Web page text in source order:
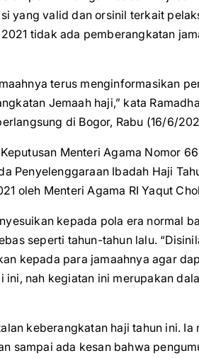
yang valid dan orsinil terkait
tidak ada pemberangkatan
terus menginformasikan
Jemaah haji,” kata
di Bogor, Rabu (16/6/
Menteri Agama Nomor
Penyelenggaraan Ibadah Haji
oleh Menteri Agama RI Yaqut
kepada pola era normal
seperti tahun-tahun lalu.
kepada para jamaahnya agar
nah kegiatan ini merupakan
keberangkatan haji tahun ini. Ia
sampai ada kesan bahwa